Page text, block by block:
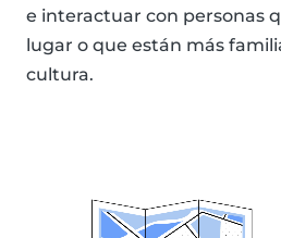
e interactuar con personas
lugar o que están más
cultura.